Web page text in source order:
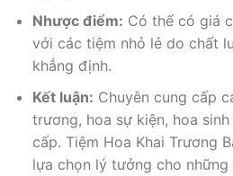
Nhược điểm: Có thể có giá
với các tiệm nhỏ lẻ do chất
khẳng định.
Kết luận: Chuyên cung cấp
trương, hoa sự kiện, hoa
cấp. Tiệm Hoa Khai Trương
lựa chọn lý tưởng cho